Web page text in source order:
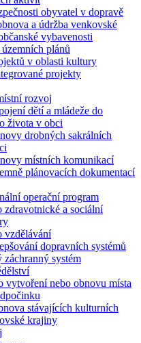
obyvatel v dopravě
a údržba venkovské
vybavenosti
plánů
v oblasti kultury
projekty
rozvoj
dětí a mládeže do
života v obci
drobných sakrálních
místních komunikací
plánovacích dokumentací
operační program
zdravotnické a sociální
vzdělávání
dopravních systémů
záchranný systém
vytvoření nebo obnovu místa
stávajících kulturních
krajiny